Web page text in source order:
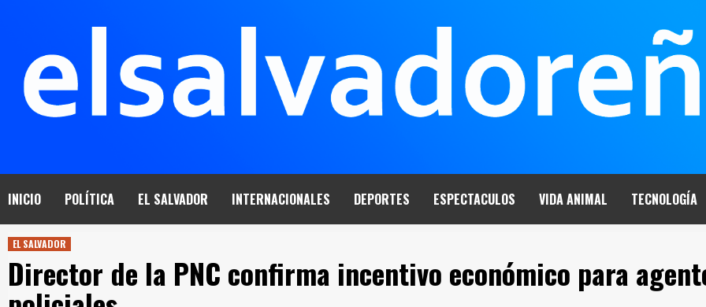
INICIO POLÍTICA EL SALVADOR INTERNACIONALES DEPORTES ESPECTACULOS VIDA ANIMAL TECNOLOGÍA
EL SALVADOR
Director de la PNC confirma incentivo económico para